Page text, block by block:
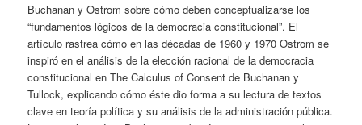
Buchanan y Ostrom sobre cómo deben conceptualizarse los
“fundamentos lógicos de la democracia constitucional”. El
artículo rastrea cómo en las décadas de 1960 y 1970 Ostrom se
inspiró en el análisis de la elección racional de la democracia
constitucional en The Calculus of Consent de Buchanan y
Tullock, explicando cómo éste dio forma a su lectura de textos
clave en teoría política y su análisis de la administración pública.